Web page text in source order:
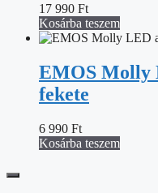
17 990 Ft
Kosárba teszem
EMOS Molly
fekete
6 990 Ft
Kosárba teszem